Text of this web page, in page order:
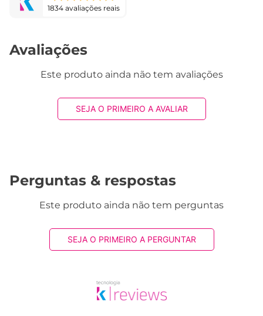
1834 avaliações reais
Avaliações
Este produto ainda não tem avaliações
SEJA O PRIMEIRO A AVALIAR
Perguntas & respostas
Este produto ainda não tem perguntas
SEJA O PRIMEIRO A PERGUNTAR